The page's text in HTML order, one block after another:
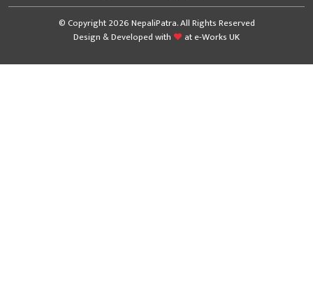
© Copyright 2026 NepaliPatra. All Rights Reserved
Design & Developed with
ate-Works UK